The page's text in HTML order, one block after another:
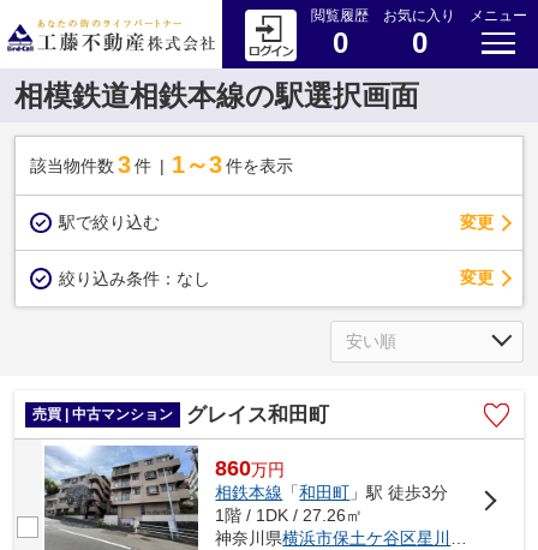
閲覧履歴
0
お気に入り
0
メニュー
相模鉄道相鉄本線の駅選択画面
該当物件数 3件 1～3 件を表示
駅で絞り込む 変更
絞り込み条件： なし 変更
売買 | 中古マンション グレイス和田町
860万円
相鉄本線 「和田町 」駅 徒歩3分
1階 / 1DK / 27.26㎡
神奈川県横浜市保土ケ谷区星川 ３丁目9－6